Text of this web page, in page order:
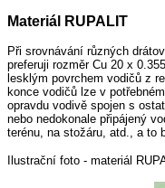
Materiál RUPALIT
Při srovnávání různých
preferuji rozměr Cu 20 x
lesklým povrchem vodičů z
konce vodičů lze v
opravdu vodivě spojen s
nebo nedokonale připájený
terénu, na stožáru, atd., a to
Ilustrační foto - materiál